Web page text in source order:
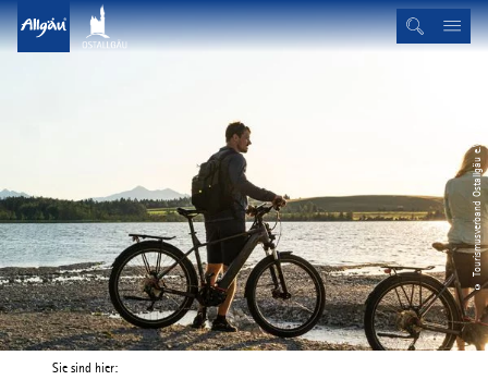
© Tourismusverband Ostallgäu e.V. / Peter von Felbert
Sie sind hier: